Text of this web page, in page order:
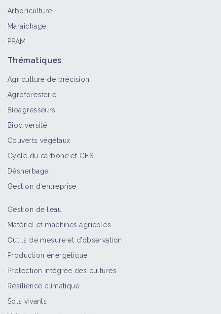
Arboriculture
Maraîchage
PPAM
Thématiques
Agriculture de précision
Agroforesterie
Bioagresseurs
Biodiversité
Couverts végétaux
Cycle du carbone et GES
Désherbage
Gestion d'entreprise
Gestion de l’eau
Matériel et machines agricoles
Outils de mesure et d’observation
Production énergétique
Protection intégrée des cultures
Résilience climatique
Sols vivants